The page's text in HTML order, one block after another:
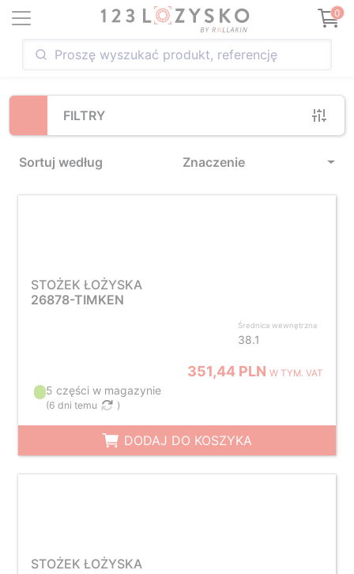
0
FILTRY
Sortuj według Znaczenie
Loading...
STOŻEK ŁOŻYSKA
26878-TIMKEN
Średnica wewnętrzna
38.1
351,44 PLNW TYM. VAT
5 części w magazynie
(6 dni temu )
DODAJ DO KOSZYKA
STOŻEK ŁOŻYSKA